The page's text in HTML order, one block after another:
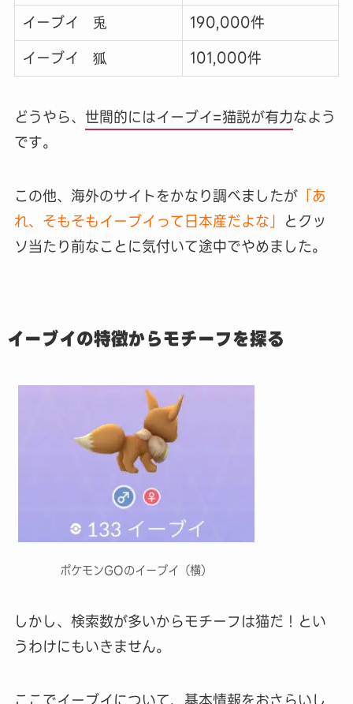
イーブイ 兎
190,000件
イーブイ 狐
101,000件
どうやら、 世間的にはイーブイ=猫説が有力なよう
です。
この他、海外のサイトをかなり調べましたが「あ
れ、そもそもイーブイって日本産だよな」 とクッ
ソ当たり前なことに気付いて途中でやめました。
イーブイの特徴からモチーフを探る
ポケモンGOのイーブイ（横）
しかし、検索数が多いからモチーフは猫だ！とい
うわけにもいきません。